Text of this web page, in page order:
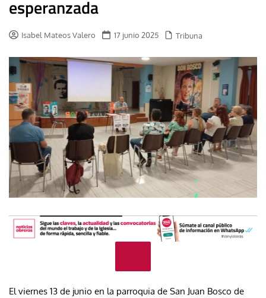
esperanzada
Isabel Mateos Valero 17 junio 2025 Tribuna
El viernes 13 de junio en la parroquia de San Juan Bosco de